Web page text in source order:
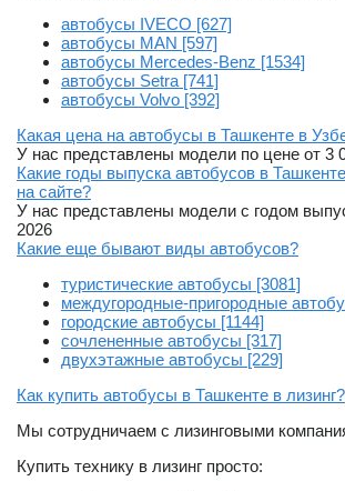
автобусы IVECO [627]
автобусы MAN [597]
автобусы Mercedes-Benz [1534]
автобусы Setra [741]
автобусы Volvo [392]
Какая цена на автобусы в Ташкенте в
У нас представлены модели по цене от 3
Какие годы выпуска автобусов в
на сайте?
У нас представлены модели с годом
2026
Какие еще бывают виды автобусов?
туристические автобусы [3081]
междугородные-пригородные
городские автобусы [1144]
сочлененные автобусы [317]
двухэтажные автобусы [229]
Как купить автобусы в Ташкенте в лизинг?
Мы сотрудничаем с лизинговыми
Купить технику в лизинг просто: